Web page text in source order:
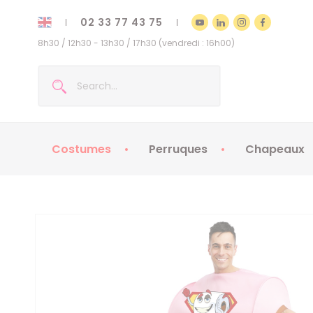
02 33 77 43 75
8h30 / 12h30 - 13h30 / 17h30 (vendredi : 16h00)
Costumes Perruques Chapeaux